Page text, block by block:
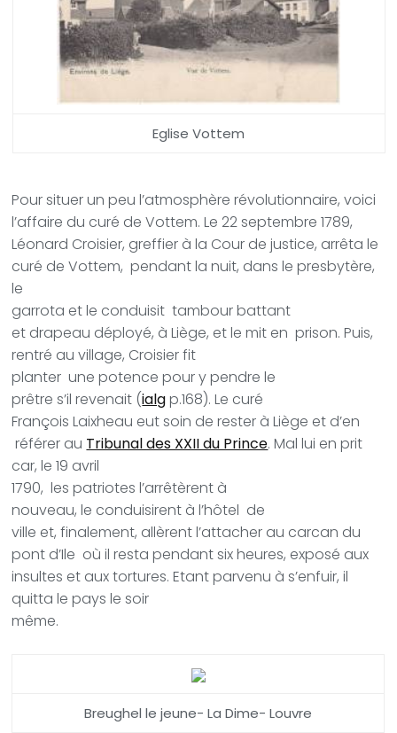
Eglise Vottem
Pour situer un peu l’atmosphère révolutionnaire, voici
l’affaire du curé de Vottem. Le 22 septembre 1789,
Léonard Croisier, greffier à la Cour de justice, arrêta le
curé de Vottem, pendant la nuit, dans le presbytère,
le
garrota et le conduisit tambour battant
et drapeau déployé, à Liège, et le mit en prison. Puis,
rentré au village, Croisier fit
planter une potence pour y pendre le
prêtre s’il revenait (ialgp.168). Le curé
François Laixheau eut soin de rester à Liège et d’en
référer au Tribunal des XXII du Prince. Mal lui en prit
car, le 19 avril
1790, les patriotes l’arrêtèrent à
nouveau, le conduisirent à l’hôtel de
ville et, finalement, allèrent l’attacher au carcan du
pont d’Ile où il resta pendant six heures, exposé aux
insultes et aux tortures. Etant parvenu à s’enfuir, il
quitta le pays le soir
même.
Breughel le jeune- La Dime- Louvre